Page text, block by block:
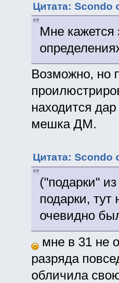
Цитата: Scondo
Мне кажется
Возможно, но
находится
мешка ДМ.
Цитата: Scondo
("подарки"
подарки,
очевидно
мне в 31 не
разряда
обличила